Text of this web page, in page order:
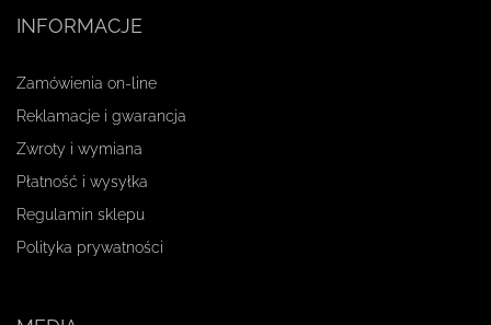
INFORMACJE
Zamówienia on-line
Reklamacje i gwarancja
Zwroty i wymiana
Płatność i wysyłka
Regulamin sklepu
Polityka prywatności